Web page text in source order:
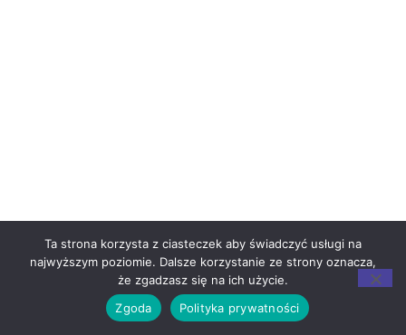
Ta strona korzysta z ciasteczek aby świadczyć usługi na
najwyższym poziomie. Dalsze korzystanie ze strony oznacza,
że zgadzasz się na ich użycie.
Zgoda
Polityka prywatności